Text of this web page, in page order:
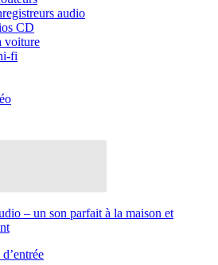
audio
CD
voiture
fi
– un son parfait à la maison et